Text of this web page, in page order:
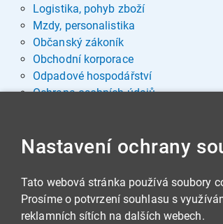
Logistika, pohyb zboží
Mzdy, personalistika
Občanský zákoník
Obchodní korporace
Odpadové hospodářství
Ochrana osobních údajů
Sociální oblast
Stavby, nemovitosti
Veřejná správa
Veřejné zakázky
Nastavení ochrany
Tato webová stránka používá soubory
Prosíme o potvrzení souhlasu s
reklamních sítích na dalších webech.